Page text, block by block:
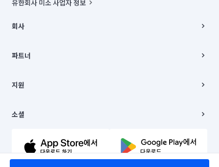
유한회사 미소 사업자 정보
00019 |
주소 | 본사: 서울특별시 종로구 율곡로 6(중학동, 트윈트리빌딩) B동 5층
컨택센터 : 서울특별시 종로구 수송동 율곡로 24, 7층, 8층 미소
상품, 상품정보, 거래에 관한 의무와 책임은 거래당사자에게 있습니다.
언론 보도 관련 문의:
© 유한회사 미소. Miso, Inc. All Rights Reserved.
회사
채용
파트너
이사
지원
이용약관
문의하기
소셜
유튜브